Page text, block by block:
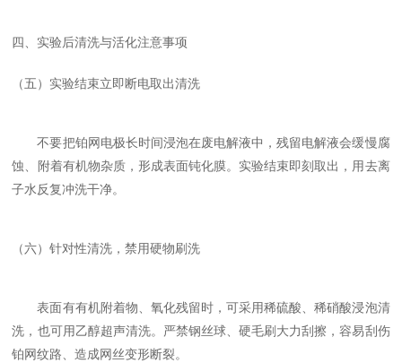
四、实验后清洗与活化注意事项
（五）实验结束立即断电取出清洗
不要把铂网电极长时间浸泡在废电解液中，残留电解液会缓慢腐
蚀、附着有机物杂质，形成表面钝化膜。实验结束即刻取出，用去离
子水反复冲洗干净。
（六）针对性清洗，禁用硬物刷洗
表面有有机附着物、氧化残留时，可采用稀硫酸、稀硝酸浸泡清
洗，也可用乙醇超声清洗。 严禁钢丝球、硬毛刷大力刮擦 ，容易刮伤
铂网纹路、造成网丝变形断裂。